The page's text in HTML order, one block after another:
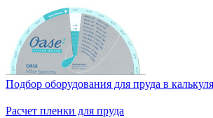
Подбор оборудования для пруда в
Расчет пленки для пруда